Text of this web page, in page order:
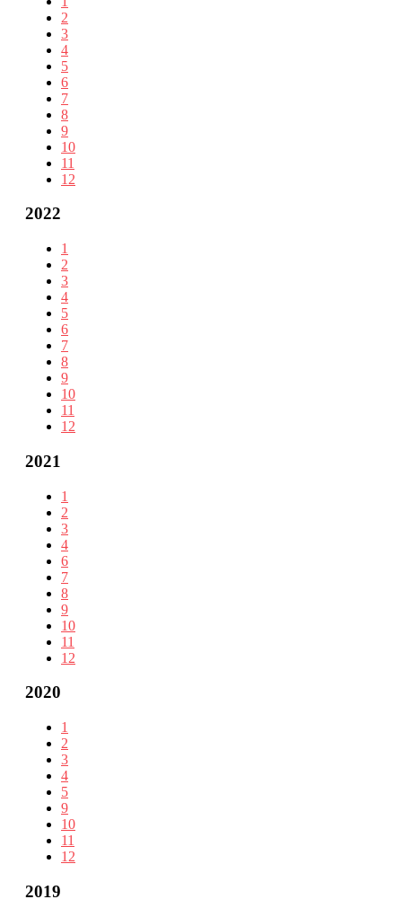
2
3
4
5
6
7
8
9
10
11
12
2022
1
2
3
4
5
6
7
8
9
10
11
12
2021
1
2
3
4
6
7
8
9
10
11
12
2020
1
2
3
4
5
9
10
11
12
2019